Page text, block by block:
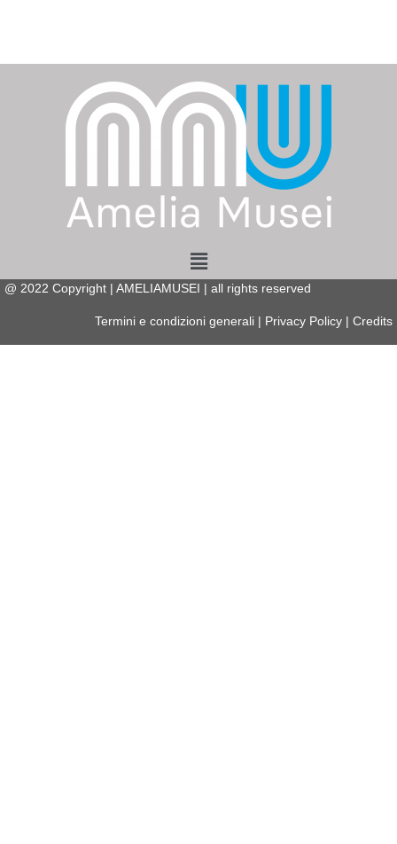
Menu
@ 2022 Copyright | AMELIAMUSEI | all rights reserved
Termini e condizioni generali Privacy Policy Credits